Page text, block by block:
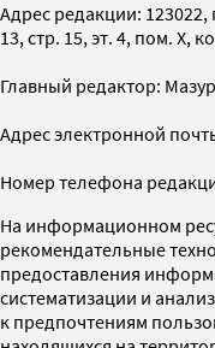
Адрес редакции: 123022,
13, стр. 15, эт. 4, пом. X,
Главный редактор:
Адрес электронной
Номер телефона
На информационном
рекомендательные
предоставления
систематизации и
к предпочтениям